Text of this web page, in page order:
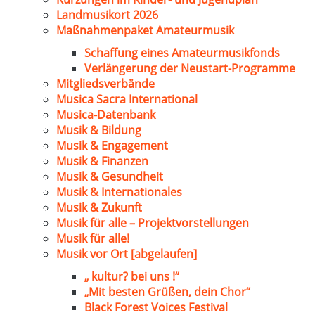
Landmusikort 2026
Maßnahmenpaket Amateurmusik
Schaffung eines Amateurmusikfonds
Verlängerung der Neustart-Programme
Mitgliedsverbände
Musica Sacra International
Musica-Datenbank
Musik & Bildung
Musik & Engagement
Musik & Finanzen
Musik & Gesundheit
Musik & Internationales
Musik & Zukunft
Musik für alle – Projektvorstellungen
Musik für alle!
Musik vor Ort [abgelaufen]
„ kultur? bei uns !“
„Mit besten Grüßen, dein Chor“
Black Forest Voices Festival